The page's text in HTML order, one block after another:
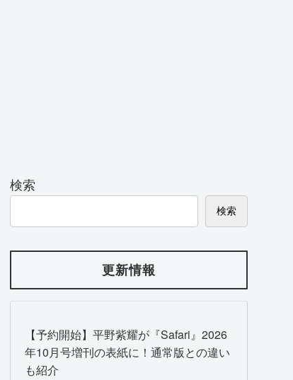
検索
検索
更新情報
【予約開始】平野紫耀が『Safari』2026
年10月号増刊の表紙に！通常版との違い
も紹介